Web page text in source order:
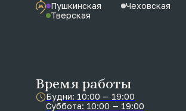
Пушкинская
Чеховская
Тверская
Время работы
Будни: 10:00 — 19:00
Суббота: 10:00 — 19:00